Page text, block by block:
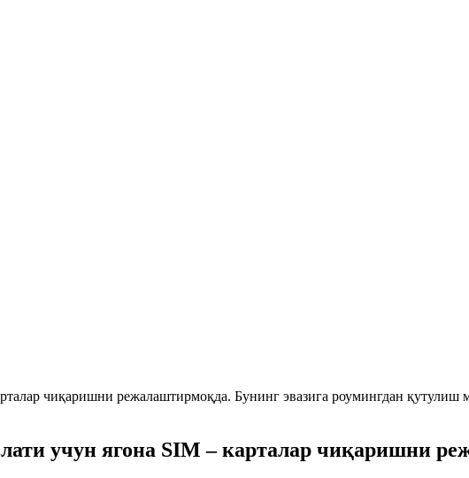
учун ягона SIM – карталар чиқаришни